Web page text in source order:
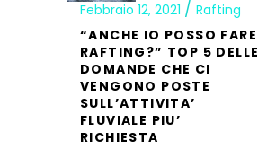
Febbraio 12, 2021
Rafting
“ANCHE IO POSSO FARE
RAFTING?” TOP 5 DELLE
DOMANDE CHE CI
VENGONO POSTE
SULL’ATTIVITA’
FLUVIALE PIU’
RICHIESTA